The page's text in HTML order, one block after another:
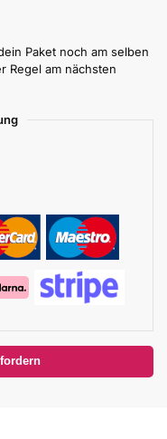
Paket noch am selben
Regel am nächsten